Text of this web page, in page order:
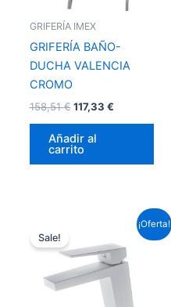
GRIFERÍA IMEX
GRIFERÍA BAÑO-
DUCHA VALENCIA
CROMO
158,51€ 117,33 €
Añadir al
carrito
¡Oferta!
Sale!
original
era:
95,59 €.
precio
actual
es:
70,76 €.